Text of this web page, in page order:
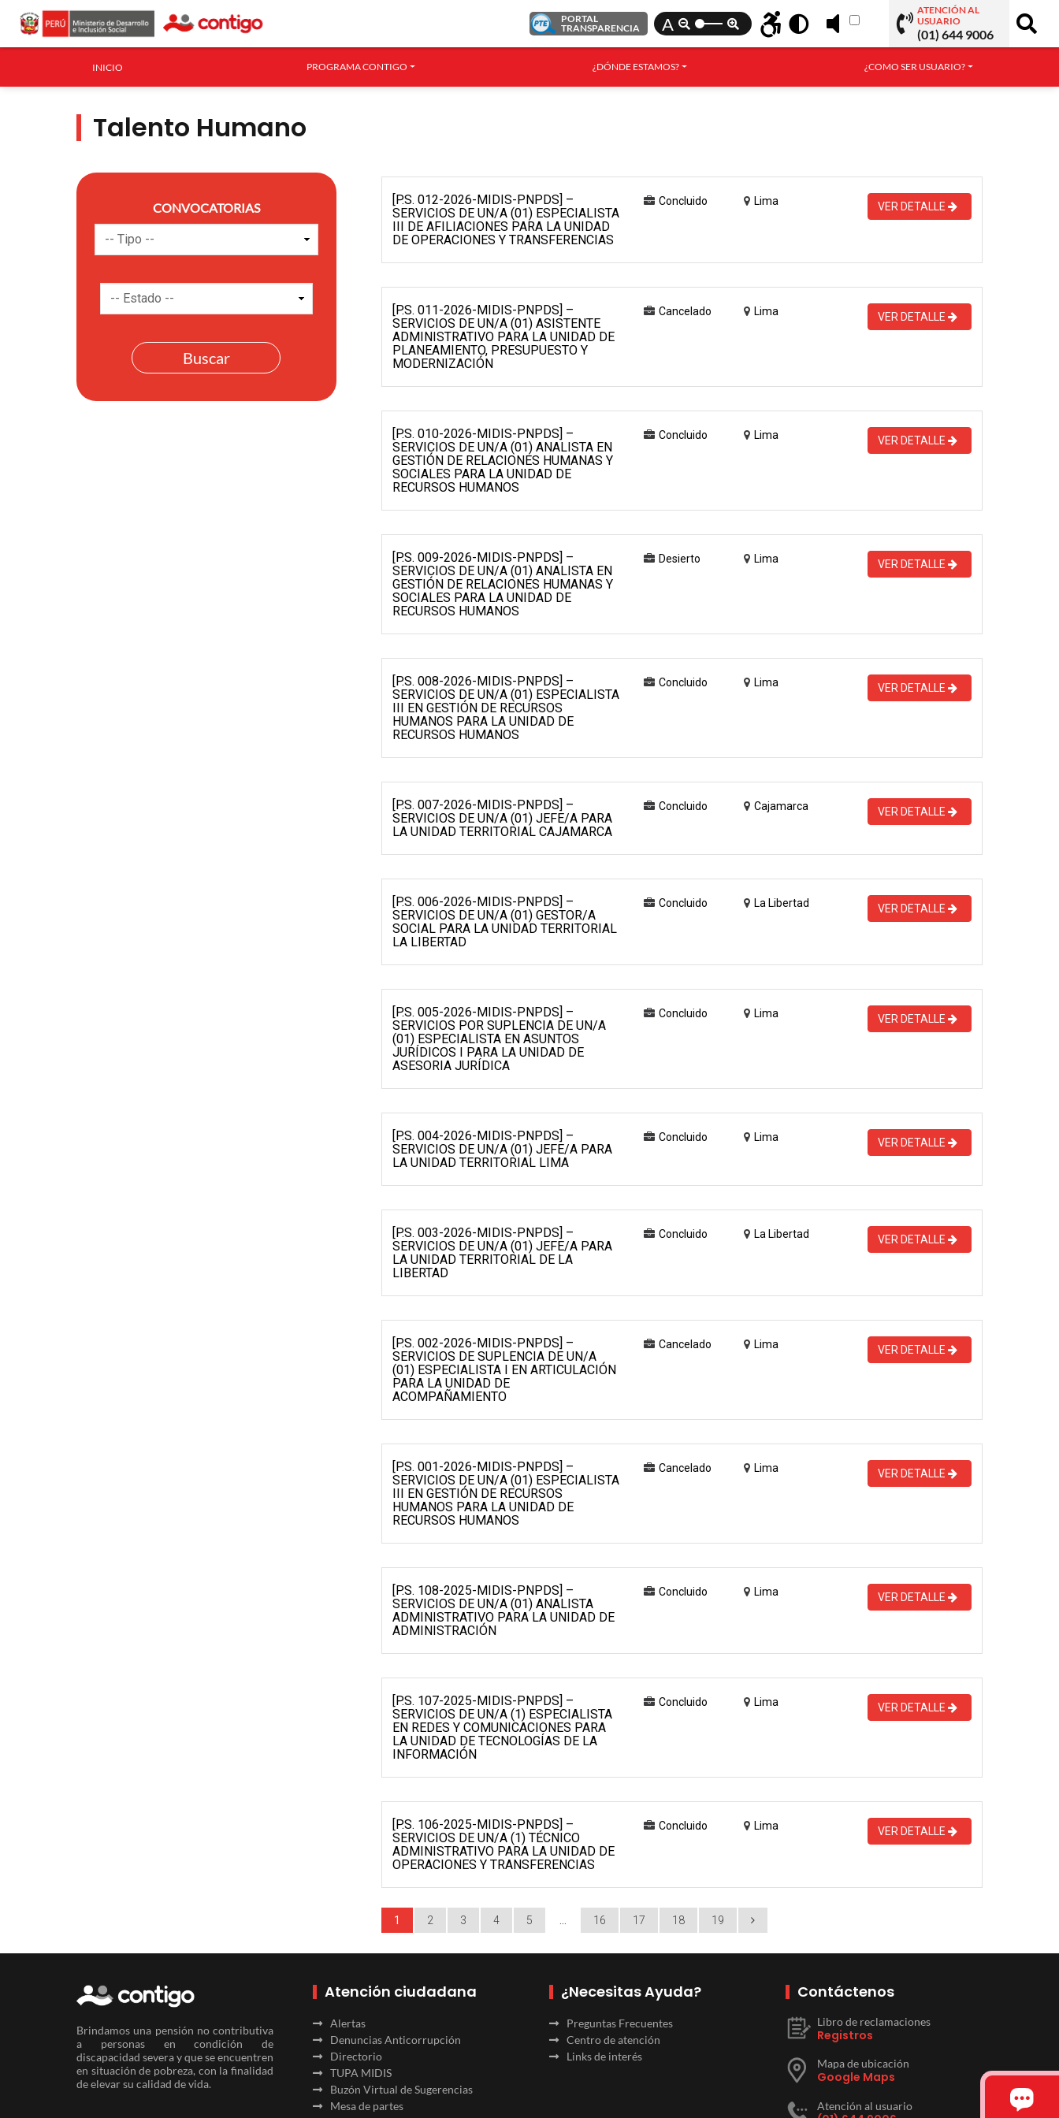
PORTAL
TRANSPARENCIA
A
ATENCIÓN AL
USUARIO
(01) 644 9006
INICIO PROGRAMA CONTIGO ¿DÓNDE ESTAMOS? ¿COMO SER USUARIO?
Talento Humano
CONVOCATORIAS
[P.S. 012-2026-MIDIS-PNPDS] –
SERVICIOS DE UN/A (01) ESPECIALISTA
III DE AFILIACIONES PARA LA UNIDAD
DE OPERACIONES Y TRANSFERENCIAS
Concluido Lima VER DETALLE
[P.S. 011-2026-MIDIS-PNPDS] –
SERVICIOS DE UN/A (01) ASISTENTE
ADMINISTRATIVO PARA LA UNIDAD DE
PLANEAMIENTO, PRESUPUESTO Y
MODERNIZACIÓN
Cancelado Lima VER DETALLE
[P.S. 010-2026-MIDIS-PNPDS] –
SERVICIOS DE UN/A (01) ANALISTA EN
GESTIÓN DE RELACIONES HUMANAS Y
SOCIALES PARA LA UNIDAD DE
RECURSOS HUMANOS
Concluido Lima VER DETALLE
[P.S. 009-2026-MIDIS-PNPDS] –
SERVICIOS DE UN/A (01) ANALISTA EN
GESTIÓN DE RELACIONES HUMANAS Y
SOCIALES PARA LA UNIDAD DE
RECURSOS HUMANOS
Desierto Lima VER DETALLE
[P.S. 008-2026-MIDIS-PNPDS] –
SERVICIOS DE UN/A (01) ESPECIALISTA
III EN GESTIÓN DE RECURSOS
HUMANOS PARA LA UNIDAD DE
RECURSOS HUMANOS
Concluido Lima VER DETALLE
[P.S. 007-2026-MIDIS-PNPDS] –
SERVICIOS DE UN/A (01) JEFE/A PARA
LA UNIDAD TERRITORIAL CAJAMARCA
Concluido Cajamarca VER DETALLE
[P.S. 006-2026-MIDIS-PNPDS] –
SERVICIOS DE UN/A (01) GESTOR/A
SOCIAL PARA LA UNIDAD TERRITORIAL
LA LIBERTAD
Concluido La Libertad VER DETALLE
[P.S. 005-2026-MIDIS-PNPDS] –
SERVICIOS POR SUPLENCIA DE UN/A
(01) ESPECIALISTA EN ASUNTOS
JURÍDICOS I PARA LA UNIDAD DE
ASESORIA JURÍDICA
Concluido Lima VER DETALLE
[P.S. 004-2026-MIDIS-PNPDS] –
SERVICIOS DE UN/A (01) JEFE/A PARA
LA UNIDAD TERRITORIAL LIMA
Concluido Lima VER DETALLE
[P.S. 003-2026-MIDIS-PNPDS] –
SERVICIOS DE UN/A (01) JEFE/A PARA
LA UNIDAD TERRITORIAL DE LA
LIBERTAD
Concluido La Libertad VER DETALLE
[P.S. 002-2026-MIDIS-PNPDS] –
SERVICIOS DE SUPLENCIA DE UN/A
(01) ESPECIALISTA I EN ARTICULACIÓN
PARA LA UNIDAD DE
ACOMPAÑAMIENTO
Cancelado Lima VER DETALLE
[P.S. 001-2026-MIDIS-PNPDS] –
SERVICIOS DE UN/A (01) ESPECIALISTA
III EN GESTIÓN DE RECURSOS
HUMANOS PARA LA UNIDAD DE
RECURSOS HUMANOS
Cancelado Lima VER DETALLE
[P.S. 108-2025-MIDIS-PNPDS] –
SERVICIOS DE UN/A (01) ANALISTA
ADMINISTRATIVO PARA LA UNIDAD DE
ADMINISTRACIÓN
Concluido Lima VER DETALLE
[P.S. 107-2025-MIDIS-PNPDS] –
SERVICIOS DE UN/A (1) ESPECIALISTA
EN REDES Y COMUNICACIONES PARA
LA UNIDAD DE TECNOLOGÍAS DE LA
INFORMACIÓN
Concluido Lima VER DETALLE
[P.S. 106-2025-MIDIS-PNPDS] –
SERVICIOS DE UN/A (1) TÉCNICO
ADMINISTRATIVO PARA LA UNIDAD DE
OPERACIONES Y TRANSFERENCIAS
Concluido Lima VER DETALLE
1 2 3 4 5 16 17 18 19
Brindamos una pensión no contributiva
a personas en condición de
discapacidad severa y que se encuentren
en situación de pobreza, con la finalidad
de elevar su calidad de vida.
Atención ciudadana
Alertas
Denuncias Anticorrupción
Directorio
TUPA MIDIS
Buzón Virtual de Sugerencias
Mesa de partes
¿Necesitas Ayuda?
Preguntas Frecuentes
Centro de atención
Links de interés
Contáctenos
Libro de reclamaciones
Registros
Mapa de ubicación
Google Maps
Atención al usuario